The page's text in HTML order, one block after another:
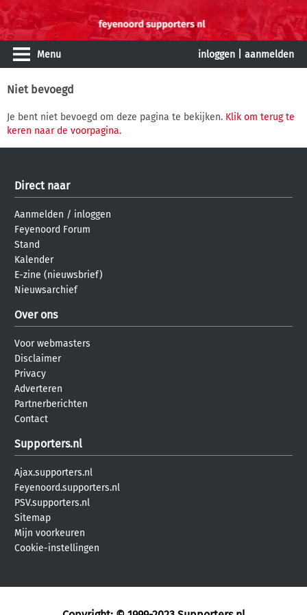
Menu inloggen aanmelden
Niet bevoegd
Je bent niet bevoegd om deze pagina te bekijken. Klik om terug te
keren naar de voorpagina.
Direct naar
Aanmelden / inloggen
Feyenoord Forum
Stand
Kalender
E-zine (nieuwsbrief)
Nieuwsarchief
Over ons
Voor webmasters
Disclaimer
Privacy
Adverteren
Partnerberichten
Contact
Supporters.nl
Ajax.supporters.nl
Feyenoord.supporters.nl
PSV.supporters.nl
Sitemap
Mijn voorkeuren
Cookie-instellingen